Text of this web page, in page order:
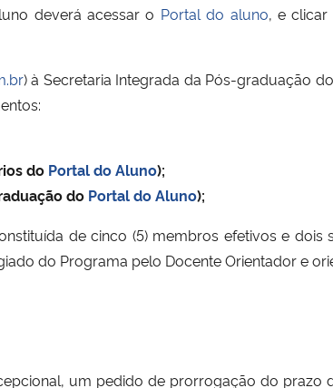
deverá acessar o Portal do aluno, e clicar
) à Secretaria Integrada da Pós-graduação
do Portal do Aluno);
do Portal do Aluno);
de cinco (5) membros efetivos e
do Programa pelo Docente Orientador e
um pedido de prorrogação do